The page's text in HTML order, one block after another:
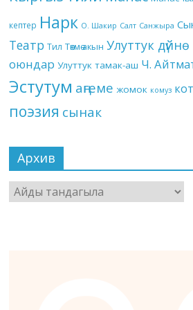
кептер Нарк О. Шакир Салт Санжыра
Театр Тил Төкмө акын Улуттук
оюндар Улуттук тамак-аш Ч.
Эстутум аңгеме жомок комуз
поэзия сынак
Архив
Архив